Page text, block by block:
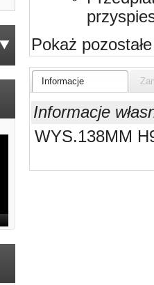
Pokaż pozostałe
Informacje
Informacje
WYS.138MM